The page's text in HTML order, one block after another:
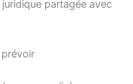
partagée avec